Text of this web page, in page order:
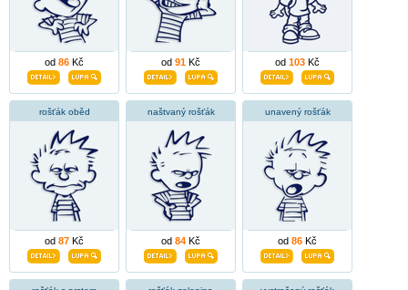
od 86 Kč od 91 Kč od 103 Kč
rošťák oběd
od 87 Kč
naštvaný rošťák
od 84 Kč
unavený rošťák
od 86 Kč